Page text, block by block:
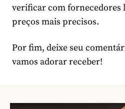
verificar com fornecedores
preços mais precisos.
Por fim, deixe seu
vamos adorar receber!